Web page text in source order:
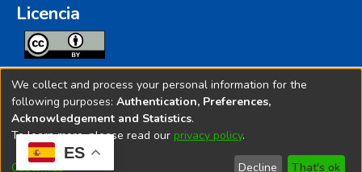
ES
Licencia
Todos los contenidos de repositorio.ins.gob.pe estan
licenciados bajo
Creative Commoms License
© 2025. Instituto Nacional de Salud - Implementado por
We collect and process your personal information for the
following purposes: Authentication, Preferences,
Acknowledgement and Statistics.
To learn more, please read our privacy policy.
Customize Decline That's ok